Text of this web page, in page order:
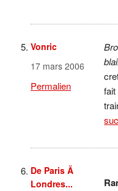
Vonric
17 mars 2006
Permalien
De Paris Ã
Londres...